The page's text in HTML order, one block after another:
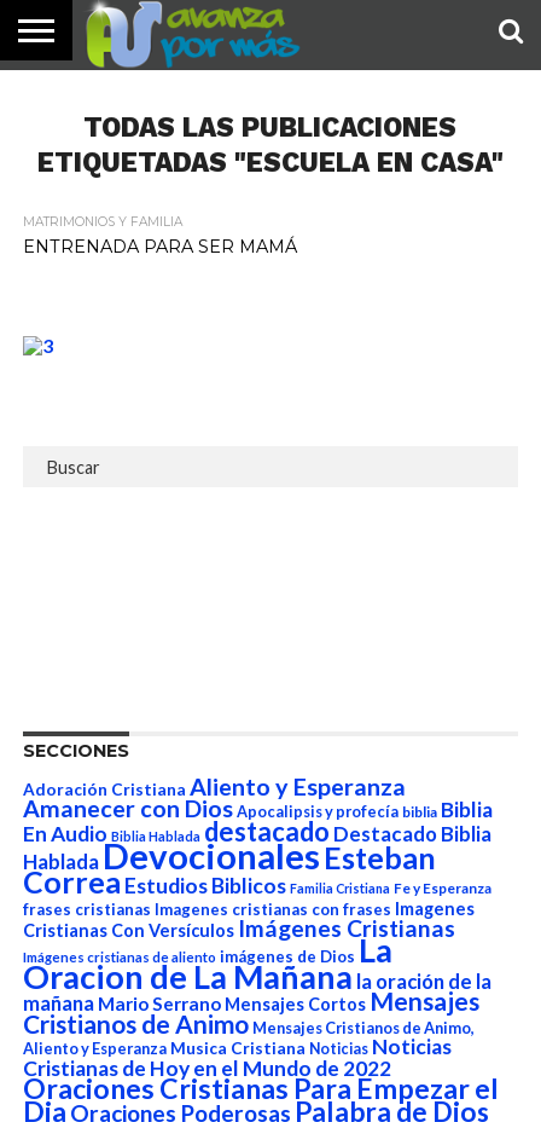
DE HOY
NOSOTROS
TODAS LAS PUBLICACIONES
ETIQUETADAS "ESCUELA EN CASA"
MATRIMONIOS Y FAMILIA
ENTRENADA PARA SER MAMÁ
SECCIONES
Adoración Cristiana Aliento y Esperanza
Amanecer con Dios Apocalipsis y profecía biblia Biblia
En Audio Biblia Hablada destacado Destacado Biblia
HabladaDevocionalesEsteban
Correa Estudios Biblicos Familia Cristiana Fe y Esperanza
frases cristianas Imagenes cristianas con frases Imagenes
Cristianas Con Versículos Imágenes Cristianas
Imágenes cristianas de aliento imágenes de Dios La
Oracion de La Mañana la oración de la
mañana Mario Serrano Mensajes Cortos Mensajes
Cristianos de Animo Mensajes Cristianos de Animo,
Aliento y Esperanza Musica Cristiana Noticias Noticias
Cristianas de Hoy en el Mundo de 2022
Oraciones Cristianas Para Empezar el
Dia Oraciones Poderosas Palabra de Dios